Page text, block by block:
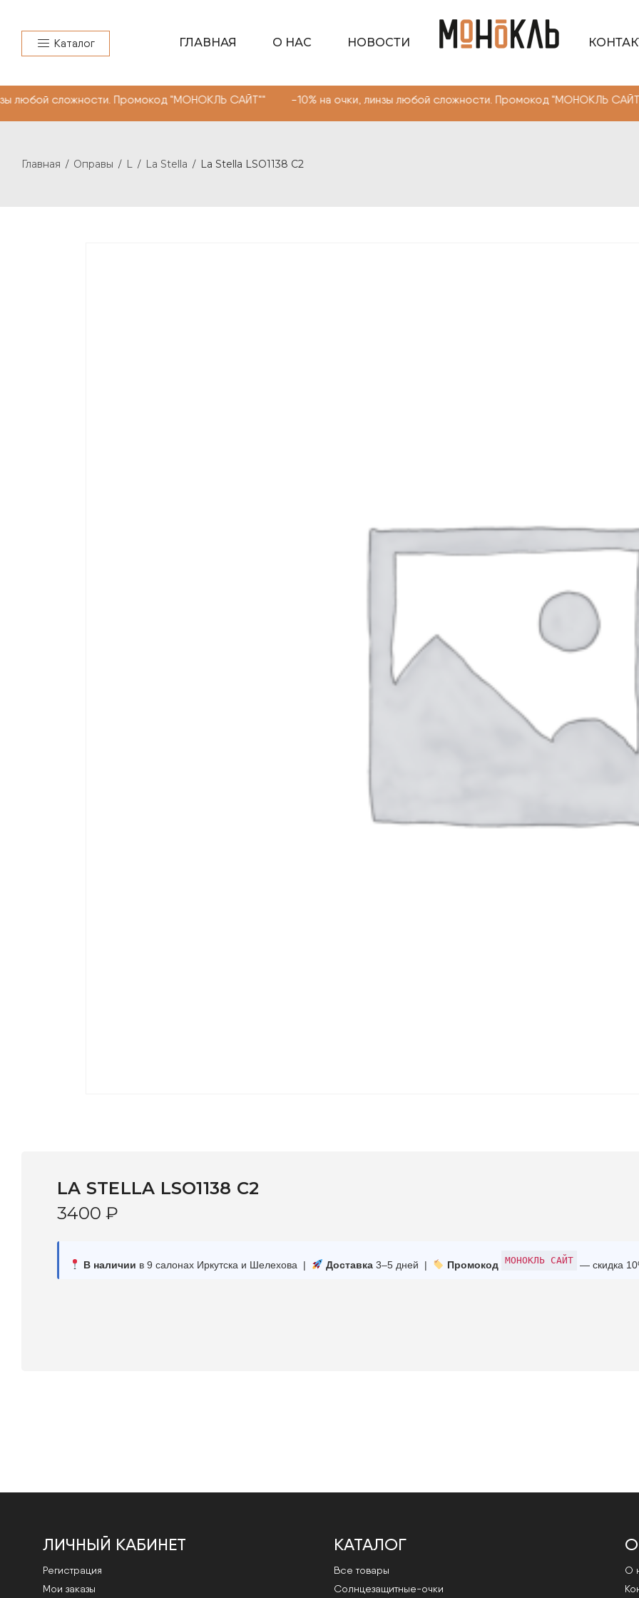
Каталог ГЛАВНАЯ О НАС НОВОСТИ
Промокод "МОНОКЛЬ САЙТ"" -10% на очки, линзы любой сложности. Промокод "МОНОКЛЬ
Главная / Оправы / L / La Stella / La Stella LSO1138 C2
LA STELLA LSO1138 C2
3400 ₽
В наличии в 9 салонах Иркутска и Шелехова | Доставка3–5 дней | Промокод МОНОКЛЬ САЙТ — скидка
ЛИЧНЫЙ КАБИНЕТ
Регистрация
Мои заказы
КАТАЛОГ
Все товары
Cолнцезащитные-очки
О